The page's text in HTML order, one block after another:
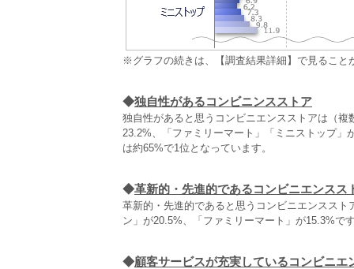
※グラフの続きは、【調査結果詳細】で見ること
◆独自性があるコンビニンスストア
独自性があると思うコンビニエンスストアは（
23.2%、「ファミリーマート」「ミニストップ」
は約65%で1位となっています。
◆革新的・先進的であるコンビニエンスス
革新的・先進的であると思うコンビニエンスス
ン」が20.5%、「ファミリーマート」が15.3%で
◆顧客サービスが充実しているコンビニエ